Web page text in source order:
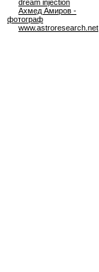
dream injection
Ахмед Амиров -
фотограф
www.astroresearch.net